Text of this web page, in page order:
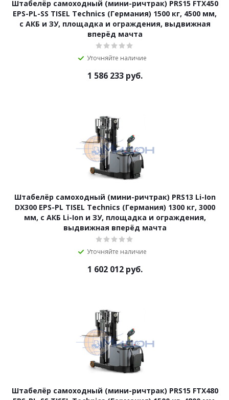
Штабелёр самоходный (мини-ричтрак) PRS15 FTX450
EPS-PL-SS TISEL Technics (Германия) 1500 кг, 4500 мм,
с АКБ и ЗУ, площадка и ограждения, выдвижная
вперёд мачта
Уточняйте наличие
1 586 233руб.
Штабелёр самоходный (мини-ричтрак) PRS13 Li-Ion
DX300 EPS-PL TISEL Technics (Германия) 1300 кг, 3000
мм, с АКБ Li-Ion и ЗУ, площадка и ограждения,
выдвижная вперёд мачта
Уточняйте наличие
1 602 012руб.
Штабелёр самоходный (мини-ричтрак) PRS15 FTX480